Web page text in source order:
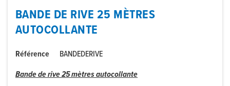
BANDE DE RIVE 25 MÈTRES
AUTOCOLLANTE
Référence
BANDEDERIVE
Bande de rive 25 mètres autocollante